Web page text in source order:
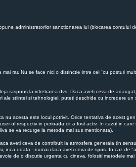
administratorilor sanctionarea lui (blocarea contului
rar. Nu se face nici o distinctie intre cei "cu posturi
raspuns la intrebarea dvs. Daca aveti ceva de
stiintei si tehnologiei, puteti deschide cu incredere un
nu acesta este locul potrivit. Orice tentativa de acest
ul respectiv in perioada cit a fost activ. In cazul in care
se va recurge la metoda mai sus mentionata).
aveti ceva de contribuit la atmosfera generala (in
inca odata - numai daca aveti ceva de spus. In caz de
de o discutie urgenta cu cineva, folositi metodele